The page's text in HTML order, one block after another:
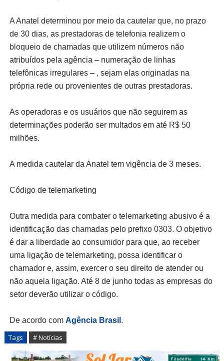
A Anatel determinou por meio da cautelar que, no prazo
de 30 dias, as prestadoras de telefonia realizem o
bloqueio de chamadas que utilizem números não
atribuídos pela agência – numeração de linhas
telefônicas irregulares – , sejam elas originadas na
própria rede ou provenientes de outras prestadoras.
As operadoras e os usuários que não seguirem as
determinações poderão ser multados em até R$ 50
milhões.
A medida cautelar da Anatel tem vigência de 3 meses.
Código de telemarketing
Outra medida para combater o telemarketing abusivo é a
identificação das chamadas pelo prefixo 0303. O objetivo
é dar a liberdade ao consumidor para que, ao receber
uma ligação de telemarketing, possa identificar o
chamador e, assim, exercer o seu direito de atender ou
não aquela ligação. Até 8 de junho todas as empresas do
setor deverão utilizar o código.
De acordo com Agência Brasil .
Tags # Notícias